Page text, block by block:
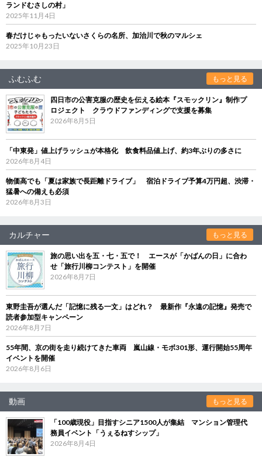
ランドむさしの村」
2025年11月4日
春だけじゃもったいないさくらの名所、加治川で秋のマルシェ
2025年10月23日
ふむふむ もっと見る
四日市の公害克服の歴史を伝える絵本『スモックリン』制作プ
ロジェクト クラウドファンディングで支援を募集
2026年8月5日
「中東発」値上げラッシュが本格化 飲食料品値上げ、約3年ぶりの多さに
2026年8月4日
物価高でも「夏は家族で長距離ドライブ」 宿泊ドライブ予算4万円超、渋滞・
猛暑への備えも必須
2026年8月3日
カルチャー もっと見る
旅の思い出を五・七・五で！ エースが「かばんの日」に合わ
せ「旅行川柳コンテスト」を開催
2026年8月7日
東野圭吾が選んだ「記憶に残る一文」はどれ？ 最新作『永遠の記憶』発売で
読者参加型キャンペーン
2026年8月7日
55年間、京の街を走り続けてきた車両 嵐山線・モボ301形、運行開始55周年
イベントを開催
2026年8月6日
動画 もっと見る
「100歳現役」目指すシニア1500人が集結 マンション管理代
務員イベント「うぇるねすシップ」
2026年8月4日